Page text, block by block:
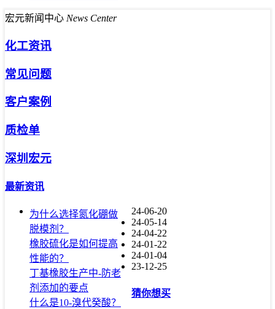
宏元新闻中心 News Center
化工资讯
常见问题
客户案例
质检单
深圳宏元
最新资讯
为什么选择氮化硼做
脱模剂？
24-06-20
橡胶硫化是如何提高
性能的？
24-05-14
丁基橡胶生产中-防老
剂添加的要点
24-04-22
什么是10-溴代癸酸？
24-01-22
24-01-04
23-12-25
猜你想买